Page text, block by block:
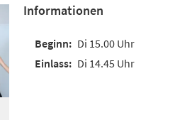
Informationen
Di 15.00 Uhr
Di 14.45 Uhr